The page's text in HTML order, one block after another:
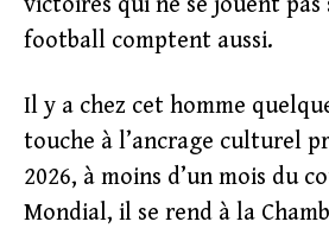
football comptent aussi.
Il y a chez cet homme
touche à l’ancrage culturel
2026, à moins d’un mois du
Mondial, il se rend à la